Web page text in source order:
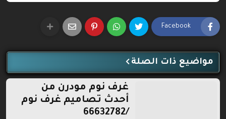
Facebook
مواضيع ذات الصلة
غرف نوم مودرن من
أحدث تصاميم غرف نوم
/66632782